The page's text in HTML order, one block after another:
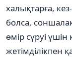
халықтарға,
болса,
өмір сүруі үшін
жетімділікпен